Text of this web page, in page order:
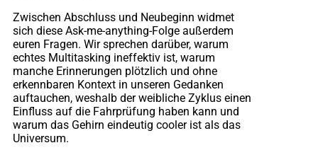
Zwischen Abschluss und Neubeginn widmet
sich diese Ask-me-anything-Folge außerdem
euren Fragen. Wir sprechen darüber, warum
echtes Multitasking ineffektiv ist, warum
manche Erinnerungen plötzlich und ohne
erkennbaren Kontext in unseren Gedanken
auftauchen, weshalb der weibliche Zyklus einen
Einfluss auf die Fahrprüfung haben kann und
warum das Gehirn eindeutig cooler ist als das
Universum.